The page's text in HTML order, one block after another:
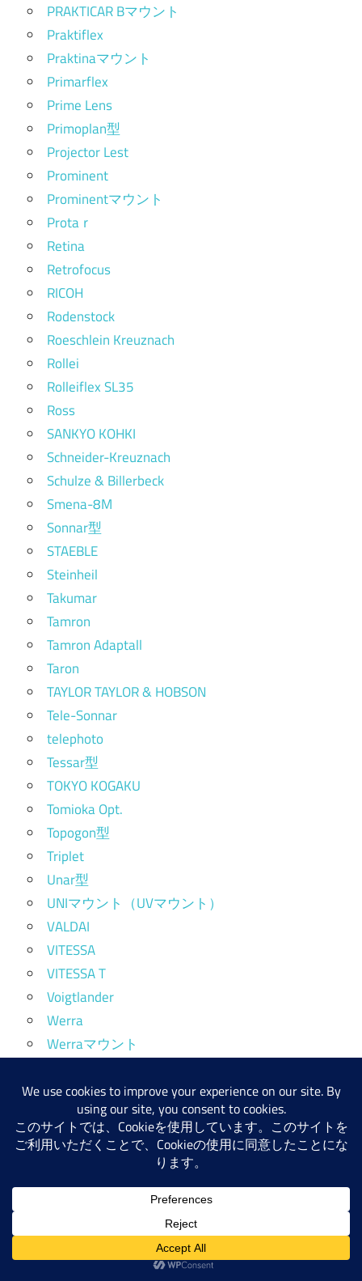
PRAKTICAR Bマウント
Praktiflex
Praktinaマウント
Primarflex
Prime Lens
Primoplan型
Projector Lest
Prominent
Prominentマウント
Protaｒ
Retina
Retrofocus
RICOH
Rodenstock
Roeschlein Kreuznach
Rollei
Rolleiflex SL35
Ross
SANKYO KOHKI
Schneider-Kreuznach
Schulze & Billerbeck
Smena-8M
Sonnar型
STAEBLE
Steinheil
Takumar
Tamron
Tamron Adaptall
Taron
TAYLOR TAYLOR & HOBSON
Tele-Sonnar
telephoto
Tessar型
TOKYO KOGAKU
Tomioka Opt.
Topogon型
Triplet
Unar型
UNIマウント（UVマウント）
VALDAI
VITESSA
VITESSA T
Voigtlander
Werra
Werraマウント
Xenotar分離テレ型
Zavod Arsenal
Zeiss-Opton
Zoomレンズ
コンバージョンレンズ
テレコンバーター